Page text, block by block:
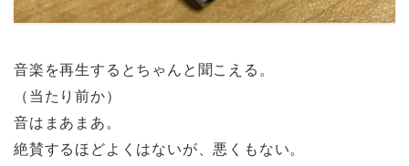
音楽を再生するとちゃんと聞こえる。
（当たり前か）
音はまあまあ。
絶賛するほどよくはないが、悪くもない。